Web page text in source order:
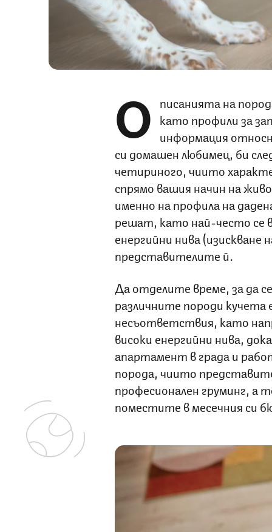
О писанията на
като профили за
информация
си домашен любимец, би
четириного, чиито
спрямо вашия начин на
именно на профила на
решат, като най-често се
енергийни нива
представителите й.
Да отделите време, за да
различните породи кучета
несъответствия, като
високи енергийни нива,
апартамент в града и
порода, чиито
професионален груминг, а
поместите в месечния си